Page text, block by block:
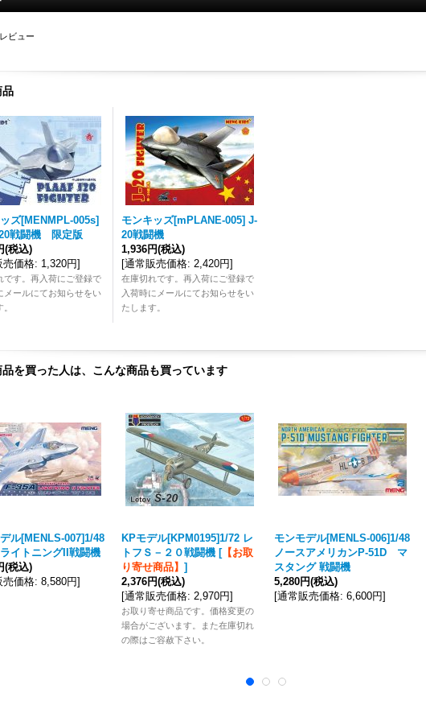
ビュー
品
ズ[MENMPL-005s]
戦闘機 限定版
(税込)
売価格: 1,320円]
です。再入荷にご登録で
メールにてお知らせをい
モンキッズ[mPLANE-005] J-
20戦闘機
1,936円(税込)
[通常販売価格: 2,420円]
在庫切れです。再入荷にご登録で
入荷時にメールにてお知らせをい
たします。
品を買った人は、こんな商品も買っています
ル[MENLS-007]1/48
イトニングII戦闘機
(税込)
売価格: 8,580円]
KPモデル[KPM0195]1/72 レ
トフＳ－２０戦闘機 [【お取
り寄せ商品】 ]
2,376円(税込)
[通常販売価格: 2,970円]
お取り寄せ商品です。価格変更の
場合がございます。また在庫切れ
の際はご容赦下さい。
モンモデル[MENLS-006]1/48
ノースアメリカンP-51D マ
スタング 戦闘機
5,280円(税込)
[通常販売価格: 6,600円]